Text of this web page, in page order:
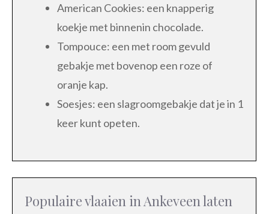
American Cookies: een knapperig
koekje met binnenin chocolade.
Tompouce: een met room gevuld
gebakje met bovenop een roze of
oranje kap.
Soesjes: een slagroomgebakje dat je in 1
keer kunt opeten.
Populaire vlaaien in Ankeveen laten